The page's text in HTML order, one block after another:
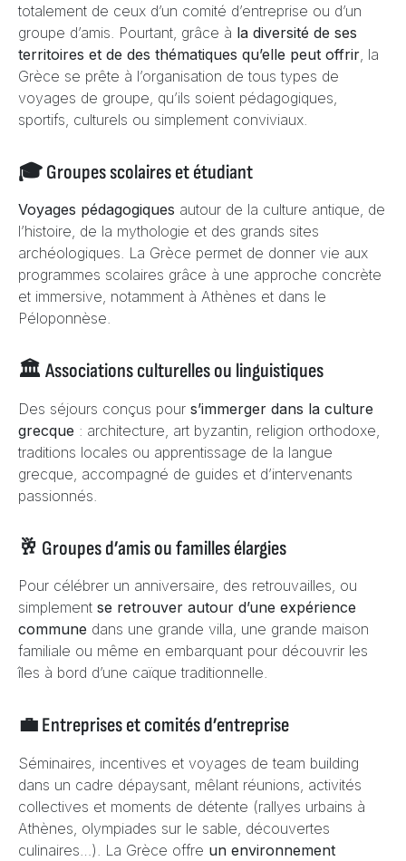
totalement de ceux d’un comité d’entreprise ou d’un
groupe d’amis. Pourtant, grâce à la diversité de ses
territoires et de des thématiques qu’elle peut offrir, la
Grèce se prête à l’organisation de tous types de
voyages de groupe, qu’ils soient pédagogiques,
sportifs, culturels ou simplement conviviaux.
🎓 Groupes scolaires et étudiant
Voyages pédagogiques autour de la culture antique, de
l’histoire, de la mythologie et des grands sites
archéologiques. La Grèce permet de donner vie aux
programmes scolaires grâce à une approche concrète
et immersive, notamment à Athènes et dans le
Péloponnèse.
🏛️ Associations culturelles ou linguistiques
Des séjours conçus pour s’immerger dans la culture
grecque : architecture, art byzantin, religion orthodoxe,
traditions locales ou apprentissage de la langue
grecque, accompagné de guides et d’intervenants
passionnés.
🥂 Groupes d’amis ou familles élargies
Pour célébrer un anniversaire, des retrouvailles, ou
simplement se retrouver autour d’une expérience
commune dans une grande villa, une grande maison
familiale ou même en embarquant pour découvrir les
îles à bord d’une caïque traditionnelle.
💼 Entreprises et comités d’entreprise
Séminaires, incentives et voyages de team building
dans un cadre dépaysant, mêlant réunions, activités
collectives et moments de détente (rallyes urbains à
Athènes, olympiades sur le sable, découvertes
culinaires…). La Grèce offre un environnement